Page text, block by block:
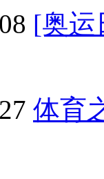
[奥运
体育